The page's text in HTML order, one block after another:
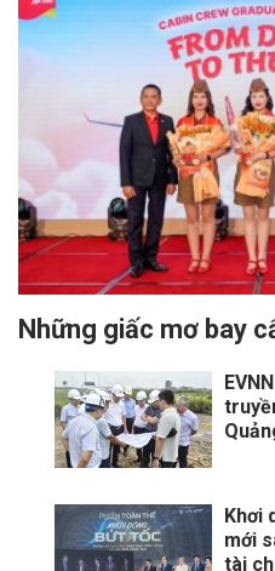
Những giấc mơ bay
Khơi
mới
tài